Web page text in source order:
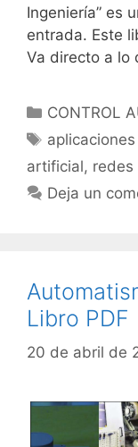
Ingeniería” es
entrada. Este
Va directo a lo
C
e
g
a
s
CONTROL
E
t
q
a
s
artificial, redes
Deja un
Libro PDF
20 de abril de